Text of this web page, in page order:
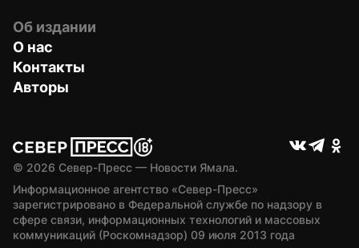
Об издании
О нас
Контакты
Авторы
© 2026 Север-Пресс — Новости Ямала.
Информационное агентство «Север-Пресс»
зарегистрировано в Федеральной службе по надзору в
сфере связи, информационных технологий и массовых
коммуникаций (Роскомнадзор) 09 июля 2013 года